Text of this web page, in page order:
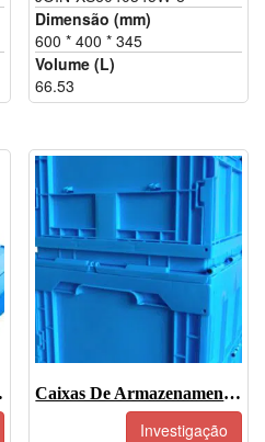
Dimensão (mm)
600 * 400 * 345
Volume (L)
66.53
5 Caixas De Armazenamento Dobráveis De Plástico-JOIN-XS4030325C
Investigação